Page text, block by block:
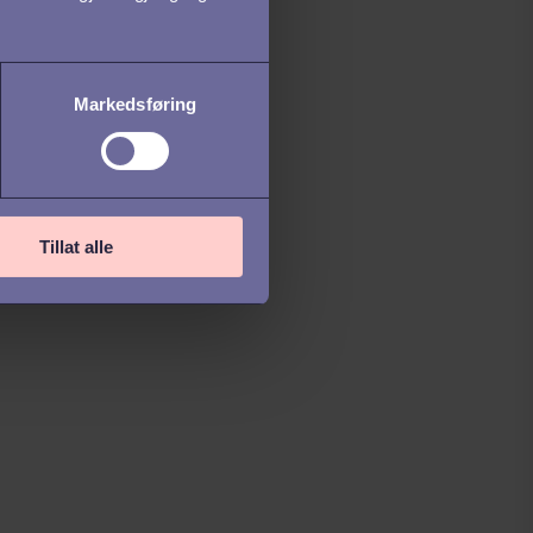
Markedsføring
Tillat alle